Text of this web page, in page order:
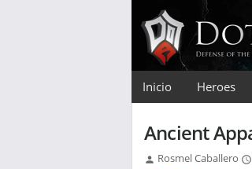
Inicio Heroes
Ancient
Rosmel Caballero